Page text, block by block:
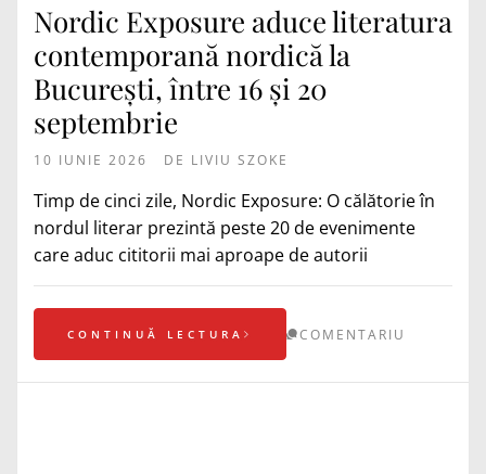
Nordic Exposure aduce literatura
contemporană nordică la
București, între 16 și 20
septembrie
10 IUNIE 2026 DE LIVIU SZOKE
Timp de cinci zile, Nordic Exposure: O călătorie în
nordul literar prezintă peste 20 de evenimente
care aduc cititorii mai aproape de autorii
CONTINUĂ LECTURA COMENTARIU